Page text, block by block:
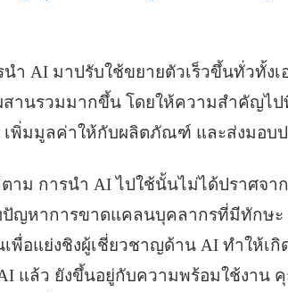
นํา AI มาปรับใช้ขยายตัวเร็วขึ้นทั่วทั้ง
านรวมมากขึ้น โดยให้ความสำคัญไ
เพิ่มมูลค่าให้กับผลิตภัณฑ์ และส่งมอบ
ตาม การนํา AI ไปใช้นั้นไม่ได้ปราศจา
ปัญหาการขาดแคลนบุคลากรที่มีทักษะ
พื่อแย่งชิงผู้เชี่ยวชาญด้าน AI ทําให้เ
แล้ว ยังขึ้นอยู่กับความพร้อมใช้งาน